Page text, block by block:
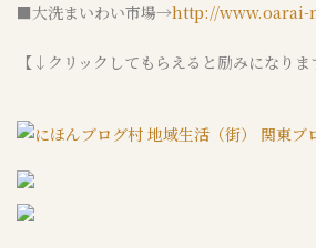
■大洗まいわい市場→http://
【↓クリックしてもらえると励みになりま